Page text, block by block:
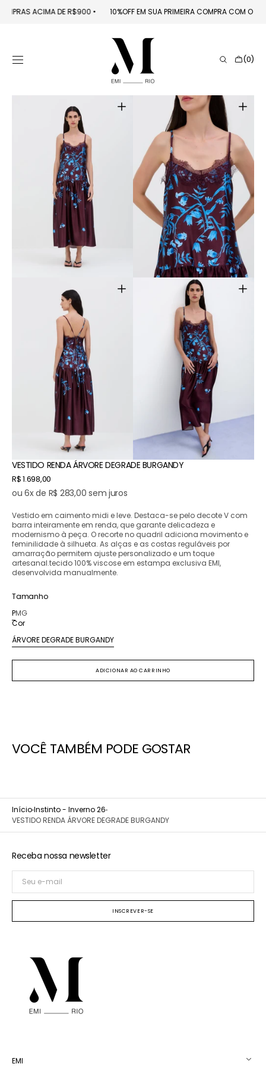
CONTEÚDO
10%OFF EM SUA PRIMEIRA COMPRA COM O
ACIMA DE R$900󠁯
Carrinho
(0)
Abrir
mídia
1
na
galeria
Abrir
mídia
2
na
galeria
Abrir
mídia
galeria
Abrir
mídia
4
na
galeria
VESTIDO RENDA ÁRVORE DEGRADE BURGANDY
Preço
normal
R$ 1.698,00
ou 6x de R$ 283,00 sem juros
Vestido em caimento midi e leve. Destaca-se pelo decote V com
barra inteiramente em renda, que garante delicadeza e
modernismo à peça. O recorte no quadril adiciona movimento e
feminilidade à silhueta. As alças e as costas reguláveis por
amarração permitem ajuste personalizado e um toque
artesanal.tecido 100% viscose em estampa exclusiva EMI,
desenvolvida manualmente.
Tamanho
PVariante
esgotada
ou
indisponível
MVariante
esgotada
ou
indisponível
GVariante
esgotada
ou
indisponível
Cor
ÁRVORE DEGRADE BURGANDY
Variante
ADICIONAR AO CARRINHO
VOCÊ TAMBÉM PODE GOSTAR
InícioInstinto - Inverno 26
VESTIDO RENDA ÁRVORE DEGRADE BURGANDY
EMI
Receba nossa newsletter
Seu
mail
INSCREVER-SE